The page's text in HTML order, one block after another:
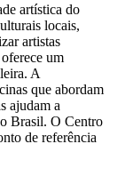
artística do
locais,
artistas
um
A
que abordam
ajudam a
Brasil. O Centro
de referência